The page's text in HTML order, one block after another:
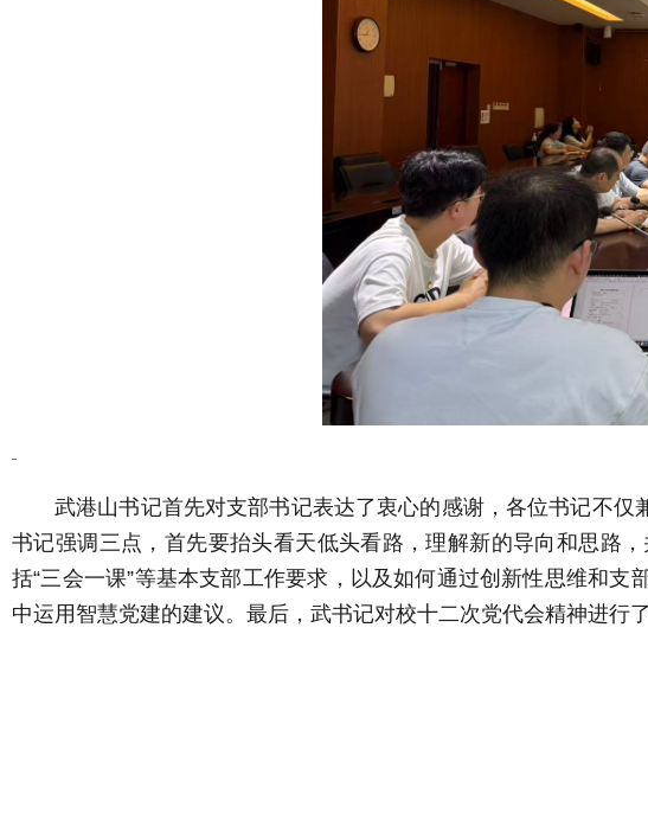
武港山书记首先对支部书记表达了衷心的感谢，各位书记不
书记强调三点，首先要抬头看天低头看路，理解新的导向和思路
括“三会一课”等基本支部工作要求，以及如何通过创新性思维和
中运用智慧党建的建议。最后，武书记对校十二次党代会精神进行